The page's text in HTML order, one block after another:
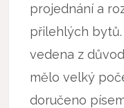
projednání a
přilehlých
vedena z
mělo velký
doručeno